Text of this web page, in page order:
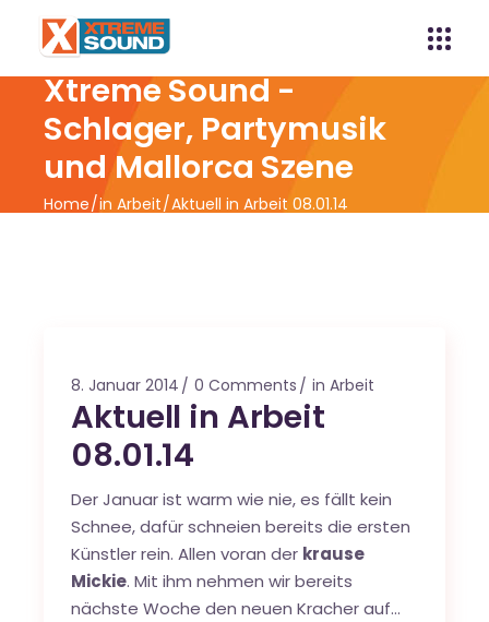
Xtreme Sound -
Schlager, Partymusik
und Mallorca Szene
Home in Arbeit Aktuell in Arbeit 08.01.14
8. Januar 2014 0 Comments in Arbeit
Aktuell in Arbeit
08.01.14
Der Januar ist warm wie nie, es fällt kein
Schnee, dafür schneien bereits die ersten
Künstler rein. Allen voran der krause
Mickie. Mit ihm nehmen wir bereits
nächste Woche den neuen Kracher auf…